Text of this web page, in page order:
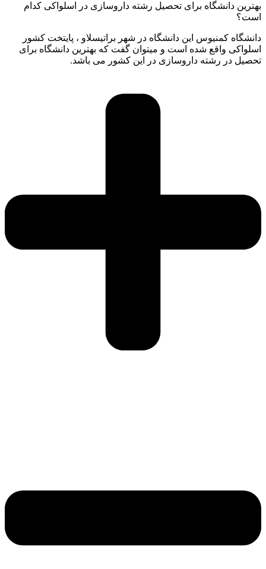
بهترین دانشگاه برای تحصیل رشته داروسازی در اسلواکی کدام
است؟
دانشگاه کمنیوس این دانشگاه در شهر براتیسلاو ، پایتخت کشور
اسلواکی واقع شده است و میتوان گفت که بهترین دانشگاه برای
تحصیل در رشته داروسازی در این کشور می باشد.